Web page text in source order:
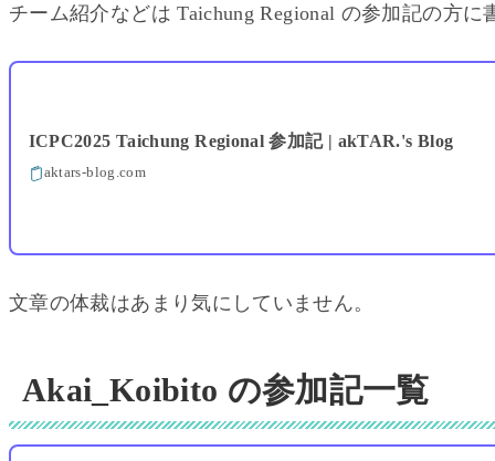
チーム紹介などは Taichung Regional の参加記の方に
ICPC2025 Taichung Regional 参加記 | akTAR.'s Blog
aktars-blog.com
文章の体裁はあまり気にしていません。
Akai_Koibito の参加記一覧